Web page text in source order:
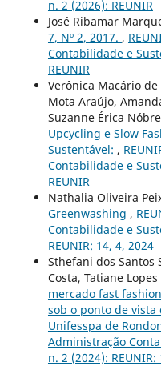
n. 2 (2026): REUNIR
José Ribamar
7, Nº 2, 2017. ,
Contabilidade e
REUNIR
Verônica Macário
Mota Araújo,
Suzanne Érica
Upcycling e Slow
Sustentável: ,
Contabilidade e
REUNIR
Nathalia Oliveira
Greenwashing ,
Contabilidade e
REUNIR: 14, 4, 2024
Sthefani dos Santos
Costa, Tatiane
mercado fast
sob o ponto de
Unifesspa de
Administração
n. 2 (2024): REUNIR: